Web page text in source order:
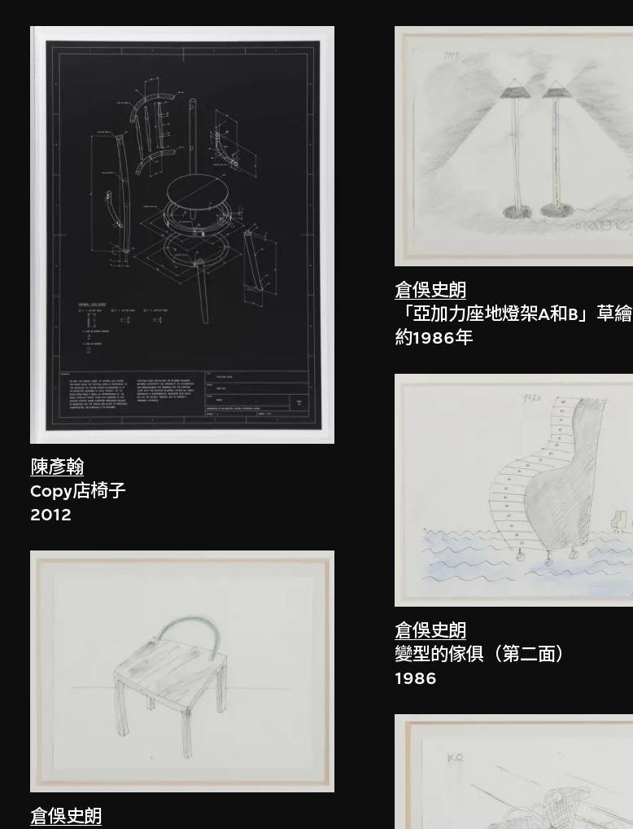
陳彥翰
Copy店椅子
2012
倉俁史朗
倉俁史朗
「亞加力座地燈架A和B」草繪
約1986年
倉俁史朗
變型的傢俱（第二面）
1986